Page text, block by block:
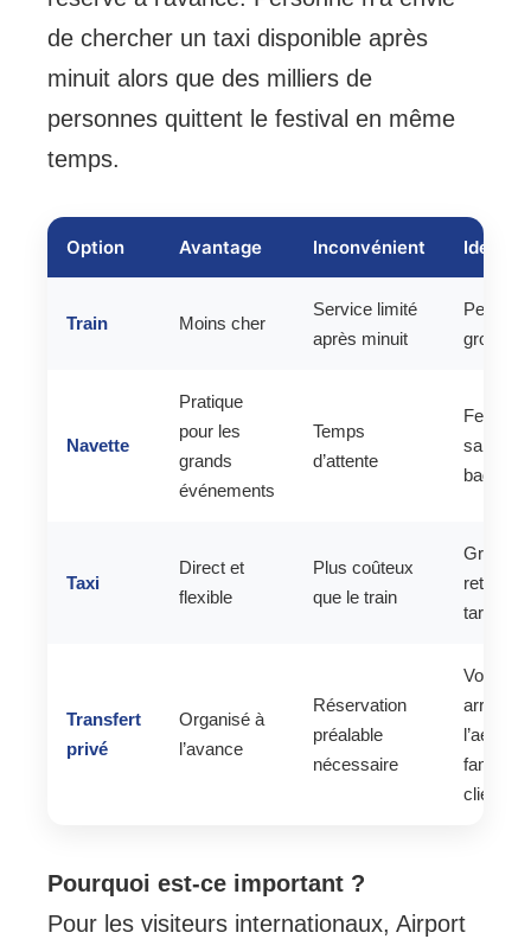
de chercher un taxi disponible après
minuit alors que des milliers de
personnes quittent le festival en même
temps.
Option Avantage Inconvénient Idéal
Train Moins cher
Service limité
après minuit
Petits
groupes
Navette
Pratique
pour les
grands
événements
Temps
d’attente
sans
bagages
Taxi
Direct et
flexible
Plus coûteux
que le train
retours
tardifs
Transfert
privé
Organisé à
l’avance
Réservation
préalable
nécessaire
arrivant
familles
clients
Pourquoi est-ce important ?
Pour les visiteurs internationaux, Airport